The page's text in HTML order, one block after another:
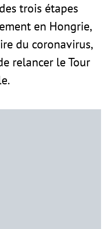
trois étapes
en Hongrie,
du coronavirus,
relancer le Tour